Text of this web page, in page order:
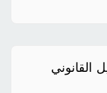
القانوني